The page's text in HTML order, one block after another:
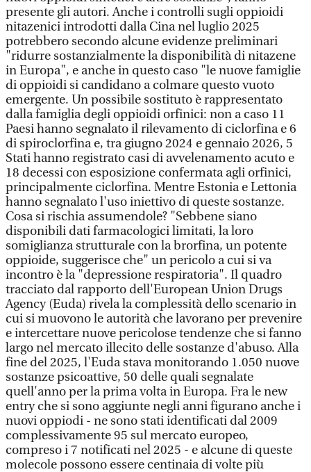
presente gli autori. Anche i controlli sugli oppioidi
nitazenici introdotti dalla Cina nel luglio 2025
potrebbero secondo alcune evidenze preliminari
"ridurre sostanzialmente la disponibilità di nitazene
in Europa", e anche in questo caso "le nuove famiglie
di oppioidi si candidano a colmare questo vuoto
emergente. Un possibile sostituto è rappresentato
dalla famiglia degli oppioidi orfinici: non a caso 11
Paesi hanno segnalato il rilevamento di ciclorfina e 6
di spiroclorfina e, tra giugno 2024 e gennaio 2026, 5
Stati hanno registrato casi di avvelenamento acuto e
18 decessi con esposizione confermata agli orfinici,
principalmente ciclorfina. Mentre Estonia e Lettonia
hanno segnalato l'uso iniettivo di queste sostanze.
Cosa si rischia assumendole? "Sebbene siano
disponibili dati farmacologici limitati, la loro
somiglianza strutturale con la brorfina, un potente
oppioide, suggerisce che" un pericolo a cui si va
incontro è la "depressione respiratoria". Il quadro
tracciato dal rapporto dell'European Union Drugs
Agency (Euda) rivela la complessità dello scenario in
cui si muovono le autorità che lavorano per prevenire
e intercettare nuove pericolose tendenze che si fanno
largo nel mercato illecito delle sostanze d'abuso. Alla
fine del 2025, l'Euda stava monitorando 1.050 nuove
sostanze psicoattive, 50 delle quali segnalate
quell'anno per la prima volta in Europa. Fra le new
entry che si sono aggiunte negli anni figurano anche i
nuovi oppiodi - ne sono stati identificati dal 2009
complessivamente 95 sul mercato europeo,
compreso i 7 notificati nel 2025 - e alcune di queste
molecole possono essere centinaia di volte più